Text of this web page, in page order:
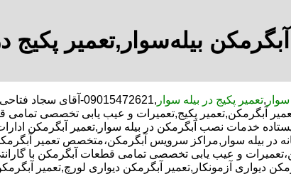
بیله‌سوار,تعمیر پکیج
,تعمیر پکیج در بیله سوار
,09015472621-آقای
آبگرمکن,تعمیر پکیج,تعمیرات و عیب یابی تخصصی
خدمات نصب آبگرمکن در بیله سوار,تعمیر آبگرمکن
در بیله سوار,مراکز سرویس آبگرمکن،متخصص تعمیر
و عیب یابی تخصصی تمامی قطعات آبگرمکن با
دیواری آزمونکار,تعمیر آبگرمکن دیواری لورچ,تعمیر